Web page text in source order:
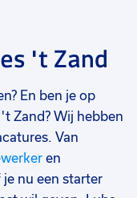
't Zand
En ben je op
Zand? Wij hebben
Van
en
je nu een starter